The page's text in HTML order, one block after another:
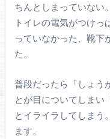
ちんとしまっていない
トイレの電気がつけ
っていなかった、靴下
た。
普段だったら「しょう
とが目についてしまい
とイライラしてしまう
ます。